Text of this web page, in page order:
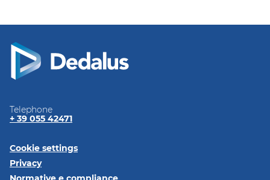
Telephone
+ 39 055 42471
Cookie settings
Privacy